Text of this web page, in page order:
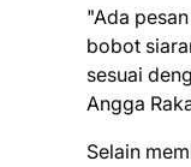
"Ada
bobot
sesuai
Angga
Selain